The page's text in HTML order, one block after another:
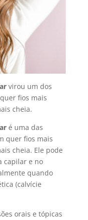
virou um dos
fios mais
cheia.
é uma das
quer fios mais
cheia. Ele pode
capilar e no
quando
(calvície
orais e tópicas